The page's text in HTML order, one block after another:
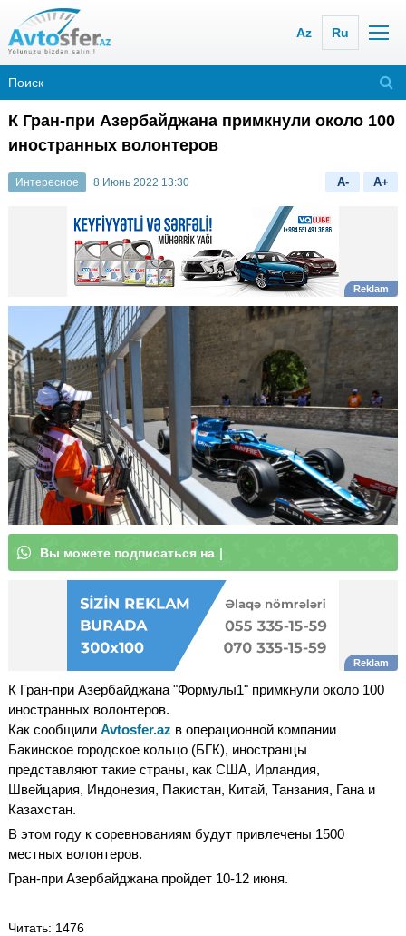
Az Ru
К Гран-при Азербайджана примкнули около 100
иностранных волонтеров
Интересное 8 Июнь 2022 13:30 A- A+
Вы м|
К Гран-при Азербайджана "Формулы1" примкнули около 100
иностранных волонтеров.
Как сообщили Avtosfer.az в операционной компании
Бакинское городское кольцо (БГК), иностранцы
представляют такие страны, как США, Ирландия,
Швейцария, Индонезия, Пакистан, Китай, Танзания, Гана и
Казахстан.
В этом году к соревнованиям будут привлечены 1500
местных волонтеров.
Гран-при Азербайджана пройдет 10-12 июня.
Читать: 1476